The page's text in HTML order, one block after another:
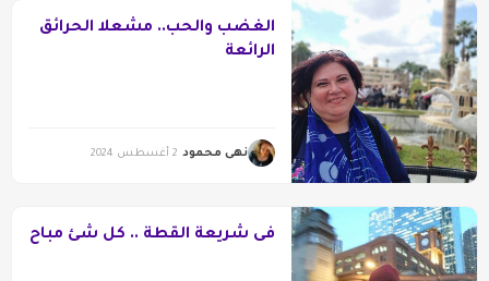
الغضب والحب.. مشعلا الحرائق
الرائعة
نهى محمود 2 أغسطس 2024
فى شريعة القطة .. كل شئ مباح